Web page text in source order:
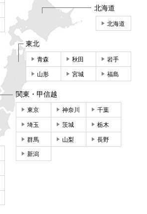
北海道
北海道
東北
青森 秋田 岩手
山形 宮城 福島
関東・甲信越
東京 神奈川 千葉
埼玉 茨城 栃木
群馬 山梨 長野
新潟